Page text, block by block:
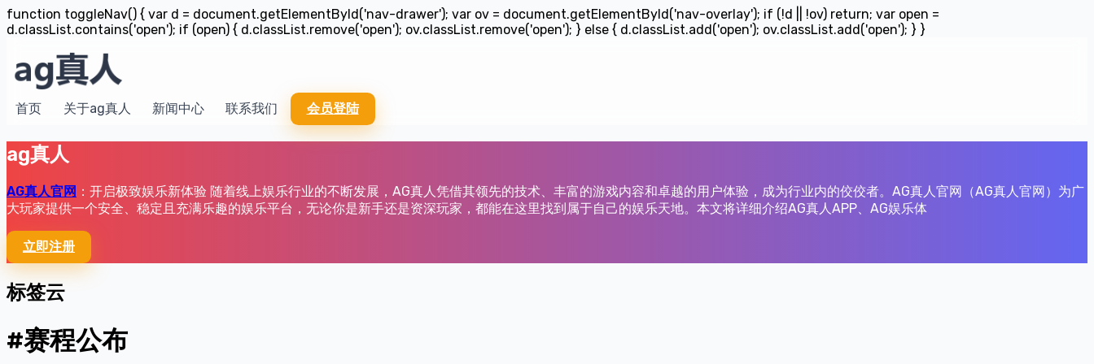
function toggleNav() { var d = document.getElementById('nav-drawer'); var ov = document.getElementById('nav-overlay'); if (!d || !ov) return; var open =
d.classList.contains('open'); if (open) { d.classList.remove('open'); ov.classList.remove('open'); } else { d.classList.add('open'); ov.classList.add('open'); } }
首页 关于ag真人 新闻中心 联系我们 会员登陆
ag真人
AG真人官网 ：开启极致娱乐新体验 随着线上娱乐行业的不断发展，AG真人凭借其领先的技术、丰富的游戏内容和卓越的用户体验，成为行业内的佼佼者。AG真人官网（AG真人官网）为广
大玩家提供一个安全、稳定且充满乐趣的娱乐平台，无论你是新手还是资深玩家，都能在这里找到属于自己的娱乐天地。本文将详细介绍AG真人APP、AG娱乐体
立即注册
标签云
#赛程公布